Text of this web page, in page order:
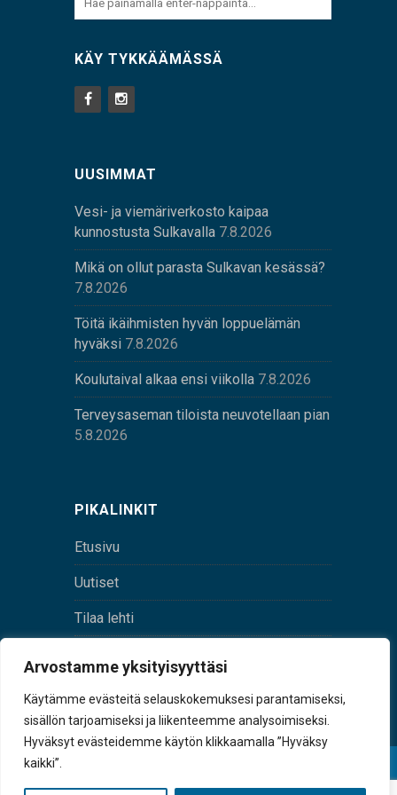
Arvostamme yksityisyyttäsi
Käytämme evästeitä selauskokemuksesi parantamiseksi,
sisällön tarjoamiseksi ja liikenteemme analysoimiseksi.
Hyväksyt evästeidemme käytön klikkaamalla ”Hyväksy
kaikki”.
KÄY TYKKÄÄMÄSSÄ
UUSIMMAT
Vesi- ja viemäriverkosto kaipaa
kunnostusta Sulkavalla 7.8.2026
Mikä on ollut parasta Sulkavan kesässä?
7.8.2026
Töitä ikäihmisten hyvän loppuelämän
hyväksi 7.8.2026
Koulutaival alkaa ensi viikolla 7.8.2026
Terveysaseman tiloista neuvotellaan pian
5.8.2026
PIKALINKIT
Etusivu
Uutiset
Tilaa lehti
tunnus 0167229-8